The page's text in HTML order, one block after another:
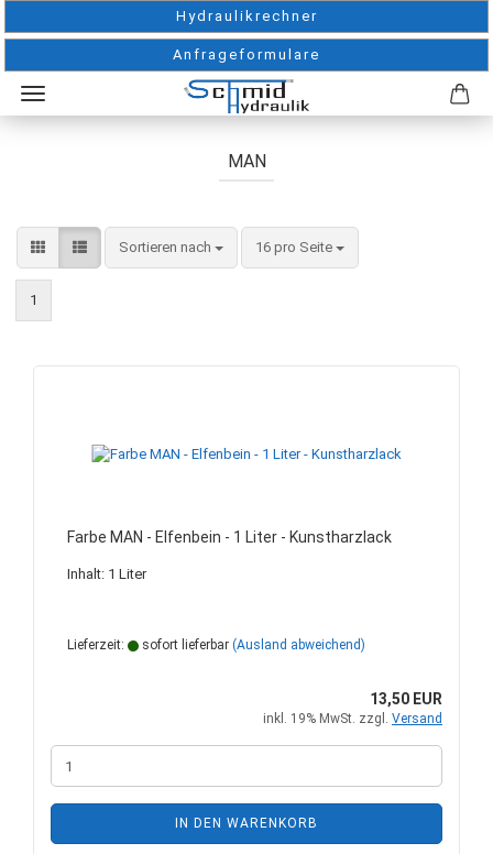
Hydraulikrechner
Anfrageformulare
MAN
Sortieren nach
Sortieren nach 16 pro Seite
pro Seite
1
Farbe MAN - Elfenbein - 1 Liter - Kunstharzlack
Inhalt: 1 Liter
Lieferzeit: sofort lieferbar (Ausland abweichend)
13,50 EUR
inkl. 19% MwSt. zzgl. Versand
IN DEN WARENKORB